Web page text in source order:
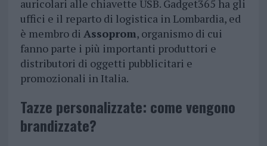
auricolari alle chiavette USB. Gadget365 ha gli
uffici e il reparto di logistica in Lombardia, ed
è membro di Assoprom, organismo di cui
fanno parte i più importanti produttori e
distributori di oggetti pubblicitari e
promozionali in Italia.
Tazze personalizzate: come vengono
brandizzate?